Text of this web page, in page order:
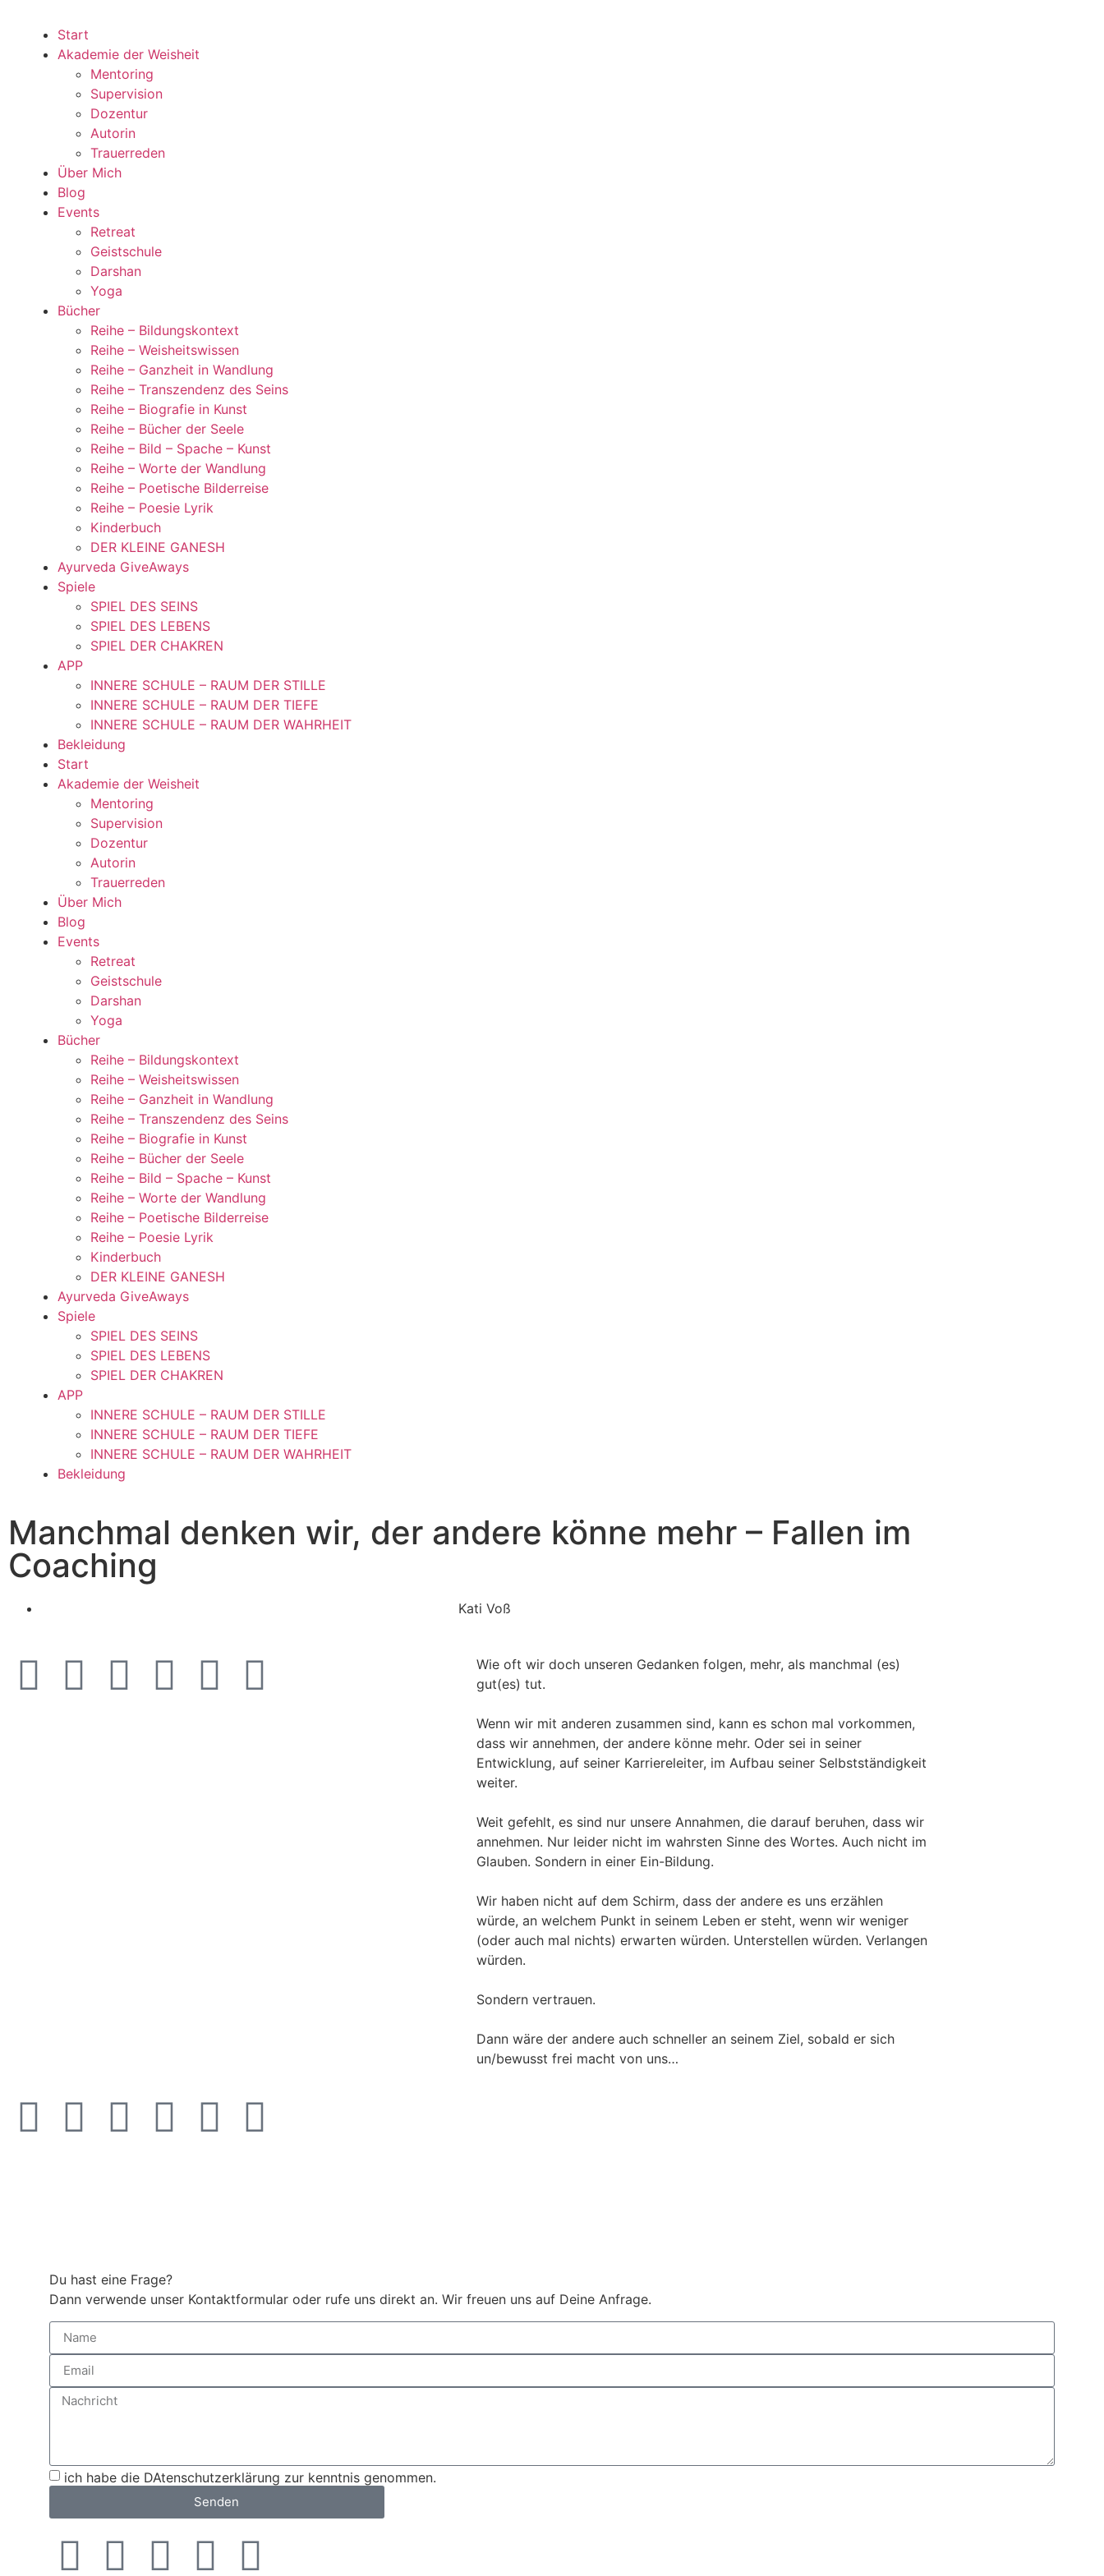
Start
Akademie der Weisheit
Mentoring
Supervision
Dozentur
Autorin
Trauerreden
Über Mich
Blog
Events
Retreat
Geistschule
Darshan
Yoga
Bücher
Reihe – Bildungskontext
Reihe – Weisheitswissen
Reihe – Ganzheit in Wandlung
Reihe – Transzendenz des Seins
Reihe – Biografie in Kunst
Reihe – Bücher der Seele
Reihe – Bild – Spache – Kunst
Reihe – Worte der Wandlung
Reihe – Poetische Bilderreise
Reihe – Poesie Lyrik
Kinderbuch
DER KLEINE GANESH
Ayurveda GiveAways
Spiele
SPIEL DES SEINS
SPIEL DES LEBENS
SPIEL DER CHAKREN
APP
INNERE SCHULE – RAUM DER STILLE
INNERE SCHULE – RAUM DER TIEFE
INNERE SCHULE – RAUM DER WAHRHEIT
Bekleidung
Start
Akademie der Weisheit
Mentoring
Supervision
Dozentur
Autorin
Trauerreden
Über Mich
Blog
Events
Retreat
Geistschule
Darshan
Yoga
Bücher
Reihe – Bildungskontext
Reihe – Weisheitswissen
Reihe – Ganzheit in Wandlung
Reihe – Transzendenz des Seins
Reihe – Biografie in Kunst
Reihe – Bücher der Seele
Reihe – Bild – Spache – Kunst
Reihe – Worte der Wandlung
Reihe – Poetische Bilderreise
Reihe – Poesie Lyrik
Kinderbuch
DER KLEINE GANESH
Ayurveda GiveAways
Spiele
SPIEL DES SEINS
SPIEL DES LEBENS
SPIEL DER CHAKREN
APP
INNERE SCHULE – RAUM DER STILLE
INNERE SCHULE – RAUM DER TIEFE
INNERE SCHULE – RAUM DER WAHRHEIT
Bekleidung
Manchmal denken wir, der andere könne mehr – Fallen im
Coaching
Kati Voß
Wie oft wir doch unseren Gedanken folgen, mehr, als manchmal (es)
gut(es) tut.
Wenn wir mit anderen zusammen sind, kann es schon mal vorkommen,
dass wir annehmen, der andere könne mehr. Oder sei in seiner
Entwicklung, auf seiner Karriereleiter, im Aufbau seiner Selbstständigkeit
weiter.
Weit gefehlt, es sind nur unsere Annahmen, die darauf beruhen, dass wir
annehmen. Nur leider nicht im wahrsten Sinne des Wortes. Auch nicht im
Glauben. Sondern in einer Ein-Bildung.
Wir haben nicht auf dem Schirm, dass der andere es uns erzählen
würde, an welchem Punkt in seinem Leben er steht, wenn wir weniger
(oder auch mal nichts) erwarten würden. Unterstellen würden. Verlangen
würden.
Sondern vertrauen.
Dann wäre der andere auch schneller an seinem Ziel, sobald er sich
un/bewusst frei macht von uns…
Du hast eine Frage?
Dann verwende unser Kontaktformular oder rufe uns direkt an. Wir freuen uns auf Deine Anfrage.
ich habe die DAtenschutzerklärung zur kenntnis genommen.
Senden